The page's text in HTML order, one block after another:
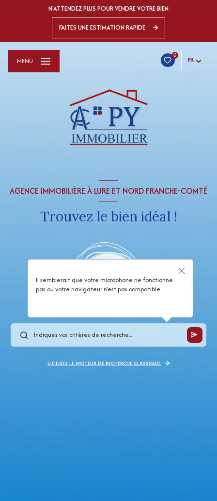
N'ATTENDEZ PLUS POUR VENDRE VOTRE BIEN
FAITES UNE ESTIMATION RAPIDE
0
FR
MENU
AGENCE IMMOBILIÈRE À LURE ET NORD FRANCHE-COMTÉ
Trouvez le bien idéal !
Il semblerait que votre microphone ne fonctionne
pas ou votre navigateur n'est pas compatible
UTILISEZ LE MOTEUR DE RECHERCHE CLASSIQUE